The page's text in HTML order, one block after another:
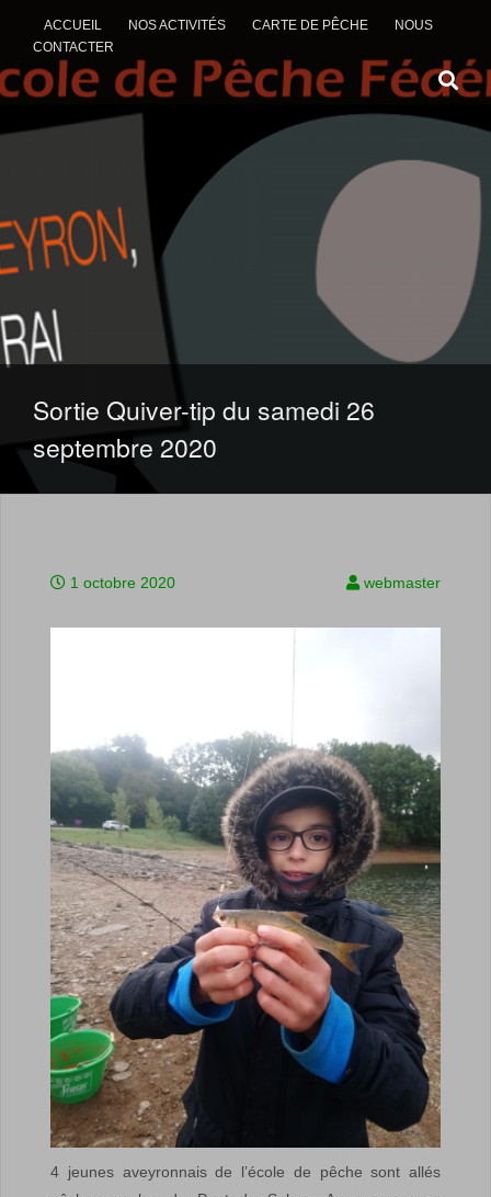
ACCUEIL NOS ACTIVITÉS CARTE DE PÊCHE
NOUS
CONTACTER
ALLER AU CONTENU
Sortie Quiver-tip du samedi 26
septembre 2020
1 octobre 2020 webmaster
4 jeunes aveyronnais de l’école de pêche sont allés